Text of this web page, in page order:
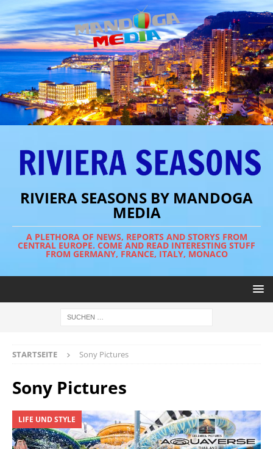
RIVIERA SEASONS BY MANDOGA
MEDIA
A PLETHORA OF NEWS, REPORTS AND STORYS FROM
CENTRAL EUROPE. COME AND READ INTERESTING STUFF
FROM GERMANY, FRANCE, ITALY, MONACO
STARTSEITE Sony Pictures
Sony Pictures
LIFE UND STYLE